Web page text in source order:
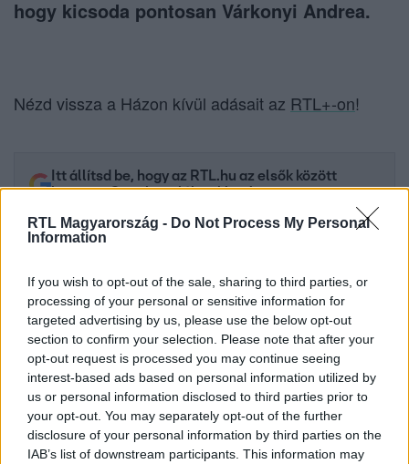
RTL Magyarország - Do Not Process My Personal
Information
If you wish to opt-out of the sale, sharing to third parties, or
processing of your personal or sensitive information for
targeted advertising by us, please use the below opt-out
section to confirm your selection. Please note that after your
opt-out request is processed you may continue seeing
interest-based ads based on personal information utilized by
us or personal information disclosed to third parties prior to
your opt-out. You may separately opt-out of the further
disclosure of your personal information by third parties on the
IAB’s list of downstream participants. This information may
hogy kicsoda pontosan Várkonyi Andrea.
Nézd vissza a Házon kívül adásait az RTL+-on!
Itt állítsd be, hogy az RTL.hu az elsők között
legyen a Google-találatokban!
Kövess minket, és értesülj a friss hírekről a
Facebookon is!